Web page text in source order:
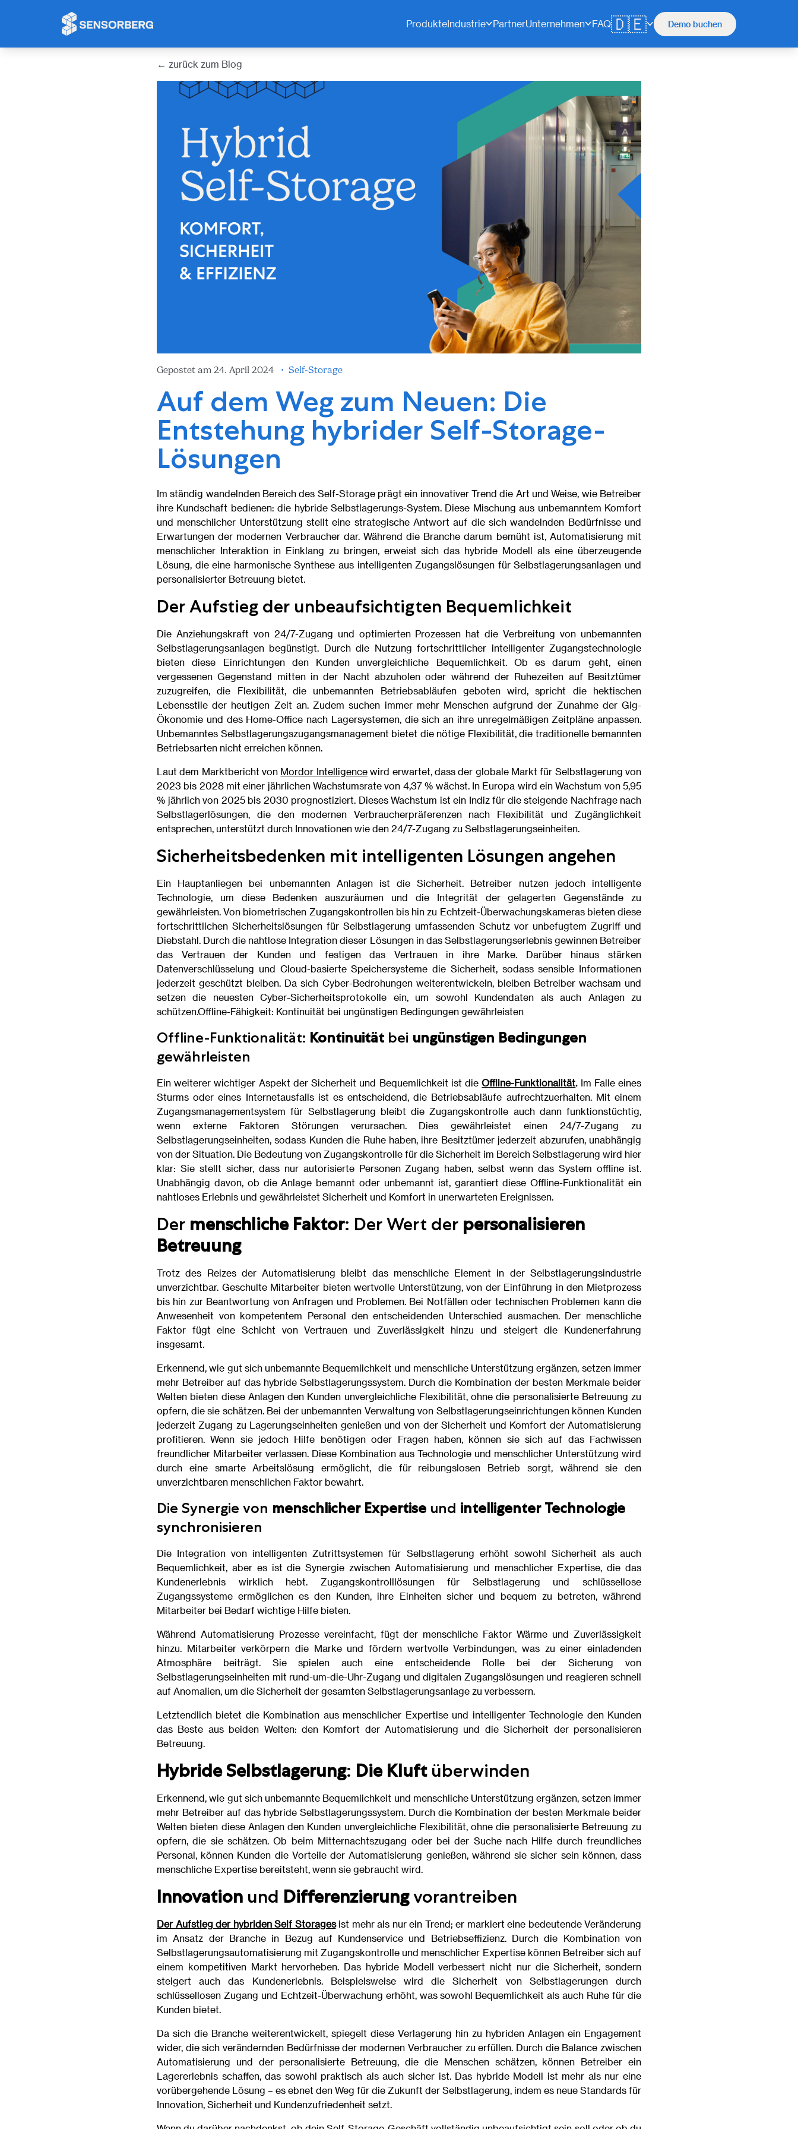
ProdukteIndustrie PartnerUnternehmen FAQ🇩🇪 Demo buchen
← zurück zum Blog
Gepostet am 24. April 2024 • Self-Storage
Auf dem Weg zum Neuen: Die
Entstehung hybrider Self-Storage-
Lösungen
Im ständig wandelnden Bereich des Self-Storage prägt ein innovativer Trend die Art und Weise, wie Betreiber
ihre Kundschaft bedienen: die hybride Selbstlagerungs-System. Diese Mischung aus unbemanntem Komfort
und menschlicher Unterstützung stellt eine strategische Antwort auf die sich wandelnden Bedürfnisse und
Erwartungen der modernen Verbraucher dar. Während die Branche darum bemüht ist, Automatisierung mit
menschlicher Interaktion in Einklang zu bringen, erweist sich das hybride Modell als eine überzeugende
Lösung, die eine harmonische Synthese aus intelligenten Zugangslösungen für Selbstlagerungsanlagen und
personalisierter Betreuung bietet.
Der Aufstieg der unbeaufsichtigten Bequemlichkeit
Die Anziehungskraft von 24/7-Zugang und optimierten Prozessen hat die Verbreitung von unbemannten
Selbstlagerungsanlagen begünstigt. Durch die Nutzung fortschrittlicher intelligenter Zugangstechnologie
bieten diese Einrichtungen den Kunden unvergleichliche Bequemlichkeit. Ob es darum geht, einen
vergessenen Gegenstand mitten in der Nacht abzuholen oder während der Ruhezeiten auf Besitztümer
zuzugreifen, die Flexibilität, die unbemannten Betriebsabläufen geboten wird, spricht die hektischen
Lebensstile der heutigen Zeit an. Zudem suchen immer mehr Menschen aufgrund der Zunahme der Gig-
Ökonomie und des Home-Office nach Lagersystemen, die sich an ihre unregelmäßigen Zeitpläne anpassen.
Unbemanntes Selbstlagerungszugangsmanagement bietet die nötige Flexibilität, die traditionelle bemannten
Betriebsarten nicht erreichen können.
Laut dem Marktbericht von Mordor Intelligencewird erwartet, dass der globale Markt für Selbstlagerung von
2023 bis 2028 mit einer jährlichen Wachstumsrate von 4,37 % wächst. In Europa wird ein Wachstum von 5,95
% jährlich von 2025 bis 2030 prognostiziert. Dieses Wachstum ist ein Indiz für die steigende Nachfrage nach
Selbstlagerlösungen, die den modernen Verbraucherpräferenzen nach Flexibilität und Zugänglichkeit
entsprechen, unterstützt durch Innovationen wie den 24/7-Zugang zu Selbstlagerungseinheiten.
Sicherheitsbedenken mit intelligenten Lösungen angehen
Ein Hauptanliegen bei unbemannten Anlagen ist die Sicherheit. Betreiber nutzen jedoch intelligente
Technologie, um diese Bedenken auszuräumen und die Integrität der gelagerten Gegenstände zu
gewährleisten. Von biometrischen Zugangskontrollen bis hin zu Echtzeit-Überwachungskameras bieten diese
fortschrittlichen Sicherheitslösungen für Selbstlagerung umfassenden Schutz vor unbefugtem Zugriff und
Diebstahl. Durch die nahtlose Integration dieser Lösungen in das Selbstlagerungserlebnis gewinnen Betreiber
das Vertrauen der Kunden und festigen das Vertrauen in ihre Marke. Darüber hinaus stärken
Datenverschlüsselung und Cloud-basierte Speichersysteme die Sicherheit, sodass sensible Informationen
jederzeit geschützt bleiben. Da sich Cyber-Bedrohungen weiterentwickeln, bleiben Betreiber wachsam und
setzen die neuesten Cyber-Sicherheitsprotokolle ein, um sowohl Kundendaten als auch Anlagen zu
schützen.Offline-Fähigkeit: Kontinuität bei ungünstigen Bedingungen gewährleisten
Offline-Funktionalität: Kontinuität bei ungünstigen Bedingungen
gewährleisten
Ein weiterer wichtiger Aspekt der Sicherheit und Bequemlichkeit ist dieOffline-Funktionalität.Im Falle eines
Sturms oder eines Internetausfalls ist es entscheidend, die Betriebsabläufe aufrechtzuerhalten. Mit einem
Zugangsmanagementsystem für Selbstlagerung bleibt die Zugangskontrolle auch dann funktionstüchtig,
wenn externe Faktoren Störungen verursachen. Dies gewährleistet einen 24/7-Zugang zu
Selbstlagerungseinheiten, sodass Kunden die Ruhe haben, ihre Besitztümer jederzeit abzurufen, unabhängig
von der Situation. Die Bedeutung von Zugangskontrolle für die Sicherheit im Bereich Selbstlagerung wird hier
klar: Sie stellt sicher, dass nur autorisierte Personen Zugang haben, selbst wenn das System offline ist.
Unabhängig davon, ob die Anlage bemannt oder unbemannt ist, garantiert diese Offline-Funktionalität ein
nahtloses Erlebnis und gewährleistet Sicherheit und Komfort in unerwarteten Ereignissen.
Der menschliche Faktor: Der Wert der personalisieren
Betreuung
Trotz des Reizes der Automatisierung bleibt das menschliche Element in der Selbstlagerungsindustrie
unverzichtbar. Geschulte Mitarbeiter bieten wertvolle Unterstützung, von der Einführung in den Mietprozess
bis hin zur Beantwortung von Anfragen und Problemen. Bei Notfällen oder technischen Problemen kann die
Anwesenheit von kompetentem Personal den entscheidenden Unterschied ausmachen. Der menschliche
Faktor fügt eine Schicht von Vertrauen und Zuverlässigkeit hinzu und steigert die Kundenerfahrung
insgesamt.
Erkennend, wie gut sich unbemannte Bequemlichkeit und menschliche Unterstützung ergänzen, setzen immer
mehr Betreiber auf das hybride Selbstlagerungssystem. Durch die Kombination der besten Merkmale beider
Welten bieten diese Anlagen den Kunden unvergleichliche Flexibilität, ohne die personalisierte Betreuung zu
opfern, die sie schätzen. Bei der unbemannten Verwaltung von Selbstlagerungseinrichtungen können Kunden
jederzeit Zugang zu Lagerungseinheiten genießen und von der Sicherheit und Komfort der Automatisierung
profitieren. Wenn sie jedoch Hilfe benötigen oder Fragen haben, können sie sich auf das Fachwissen
freundlicher Mitarbeiter verlassen. Diese Kombination aus Technologie und menschlicher Unterstützung wird
durch eine smarte Arbeitslösung ermöglicht, die für reibungslosen Betrieb sorgt, während sie den
unverzichtbaren menschlichen Faktor bewahrt.
Die Synergie von menschlicher Expertise und intelligenter Technologie
synchronisieren
Die Integration von intelligenten Zutrittsystemen für Selbstlagerung erhöht sowohl Sicherheit als auch
Bequemlichkeit, aber es ist die Synergie zwischen Automatisierung und menschlicher Expertise, die das
Kundenerlebnis wirklich hebt. Zugangskontrolllösungen für Selbstlagerung und schlüssellose
Zugangssysteme ermöglichen es den Kunden, ihre Einheiten sicher und bequem zu betreten, während
Mitarbeiter bei Bedarf wichtige Hilfe bieten.
Während Automatisierung Prozesse vereinfacht, fügt der menschliche Faktor Wärme und Zuverlässigkeit
hinzu. Mitarbeiter verkörpern die Marke und fördern wertvolle Verbindungen, was zu einer einladenden
Atmosphäre beiträgt. Sie spielen auch eine entscheidende Rolle bei der Sicherung von
Selbstlagerungseinheiten mit rund-um-die-Uhr-Zugang und digitalen Zugangslösungen und reagieren schnell
auf Anomalien, um die Sicherheit der gesamten Selbstlagerungsanlage zu verbessern.
Letztendlich bietet die Kombination aus menschlicher Expertise und intelligenter Technologie den Kunden
das Beste aus beiden Welten: den Komfort der Automatisierung und die Sicherheit der personalisieren
Betreuung.
Hybride Selbstlagerung: Die Kluftüberwinden
Erkennend, wie gut sich unbemannte Bequemlichkeit und menschliche Unterstützung ergänzen, setzen immer
mehr Betreiber auf das hybride Selbstlagerungssystem. Durch die Kombination der besten Merkmale beider
Welten bieten diese Anlagen den Kunden unvergleichliche Flexibilität, ohne die personalisierte Betreuung zu
opfern, die sie schätzen. Ob beim Mitternachtszugang oder bei der Suche nach Hilfe durch freundliches
Personal, können Kunden die Vorteile der Automatisierung genießen, während sie sicher sein können, dass
menschliche Expertise bereitsteht, wenn sie gebraucht wird.
Innovation und Differenzierungvorantreiben
Der Aufstieg der hybriden Self Storagesist mehr als nur ein Trend; er markiert eine bedeutende Veränderung
im Ansatz der Branche in Bezug auf Kundenservice und Betriebseffizienz. Durch die Kombination von
Selbstlagerungsautomatisierung mit Zugangskontrolle und menschlicher Expertise können Betreiber sich auf
einem kompetitiven Markt hervorheben. Das hybride Modell verbessert nicht nur die Sicherheit, sondern
steigert auch das Kundenerlebnis. Beispielsweise wird die Sicherheit von Selbstlagerungen durch
schlüssellosen Zugang und Echtzeit-Überwachung erhöht, was sowohl Bequemlichkeit als auch Ruhe für die
Kunden bietet.
Da sich die Branche weiterentwickelt, spiegelt diese Verlagerung hin zu hybriden Anlagen ein Engagement
wider, die sich verändernden Bedürfnisse der modernen Verbraucher zu erfüllen. Durch die Balance zwischen
Automatisierung und der personalisierte Betreuung, die die Menschen schätzen, können Betreiber ein
Lagererlebnis schaffen, das sowohl praktisch als auch sicher ist. Das hybride Modell ist mehr als nur eine
vorübergehende Lösung – es ebnet den Weg für die Zukunft der Selbstlagerung, indem es neue Standards für
Innovation, Sicherheit und Kundenzufriedenheit setzt.